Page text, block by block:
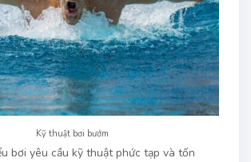
Kỹ thuật bơi bướm
bơi yêu cầu kỹ thuật phức tạp và tốn